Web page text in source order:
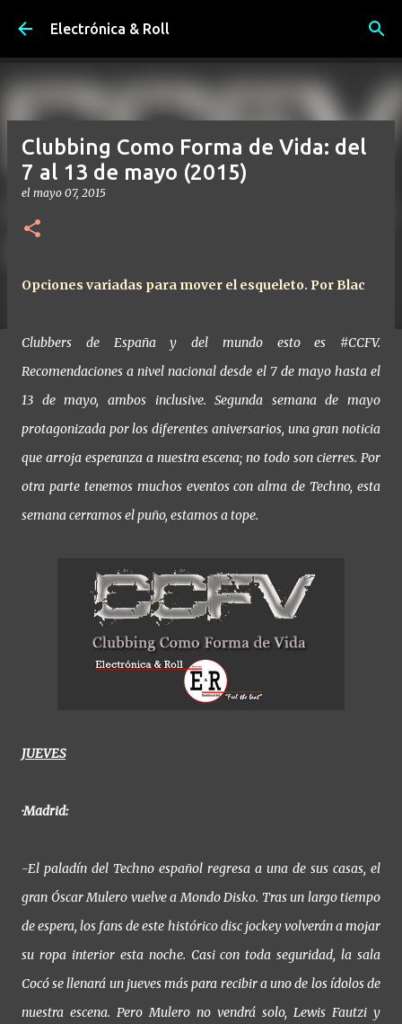
Ir al contenido principal
Electrónica & Roll
Clubbing Como Forma de Vida: del
7 al 13 de mayo (2015)
el mayo 07, 2015
Opciones variadas para mover el esqueleto. Por Blac
Clubbers de España y del mundo esto es #CCFV.
Recomendaciones a nivel nacional desde el 7 de mayo hasta el
13 de mayo, ambos inclusive. Segunda semana de mayo
protagonizada por los diferentes aniversarios, una gran noticia
que arroja esperanza a nuestra escena; no todo son cierres. Por
otra parte tenemos muchos eventos con alma de Techno, esta
semana cerramos el puño, estamos a tope.
JUEVES
·Madrid:
-El paladín del Techno español regresa a una de sus casas, el
gran Óscar Mulero vuelve a Mondo Disko. Tras un largo tiempo
de espera, los fans de este histórico disc jockey volverán a mojar
su ropa interior esta noche. Casi con toda seguridad, la sala
Cocó se llenará un jueves más para recibir a uno de los ídolos de
nuestra escena. Pero Mulero no vendrá solo, Lewis Fautzi y